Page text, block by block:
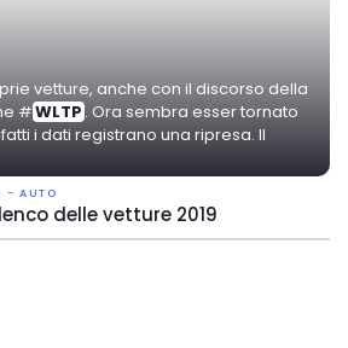
vetture, anche con il discorso della
#WLTP . Ora sembra esser tornato
i dati registrano una ripresa. Il
- AUTO
delle vetture 2019